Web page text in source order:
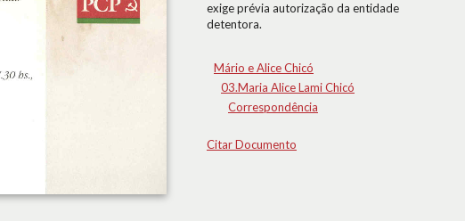
exige prévia autorização da entidade
detentora.
Mário e Alice Chicó
03.Maria Alice Lami Chicó
Correspondência
Citar Documento